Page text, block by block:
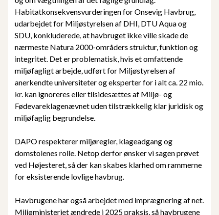
Habitatkonsekvensvurderingen for Onsevig Havbrug,
udarbejdet for Miljøstyrelsen af DHI, DTU Aqua og
SDU, konkluderede, at havbruget ikke ville skade de
nærmeste Natura 2000-områders struktur, funktion og
integritet. Det er problematisk, hvis et omfattende
miljøfagligt arbejde, udført for Miljøstyrelsen af
anerkendte universiteter og eksperter for i alt ca. 22 mio.
kr. kan ignoreres eller tilsidesættes af Miljø- og
Fødevareklagenævnet uden tilstrækkelig klar juridisk og
miljøfaglig begrundelse.
DAPO respekterer miljøregler, klageadgang og
domstolenes rolle. Netop derfor ønsker vi sagen prøvet
ved Højesteret, så der kan skabes klarhed om rammerne
for eksisterende lovlige havbrug.
Havbrugene har også arbejdet med imprægnering af net.
Miljøministeriet ændrede i 2025 praksis, så havbrugene